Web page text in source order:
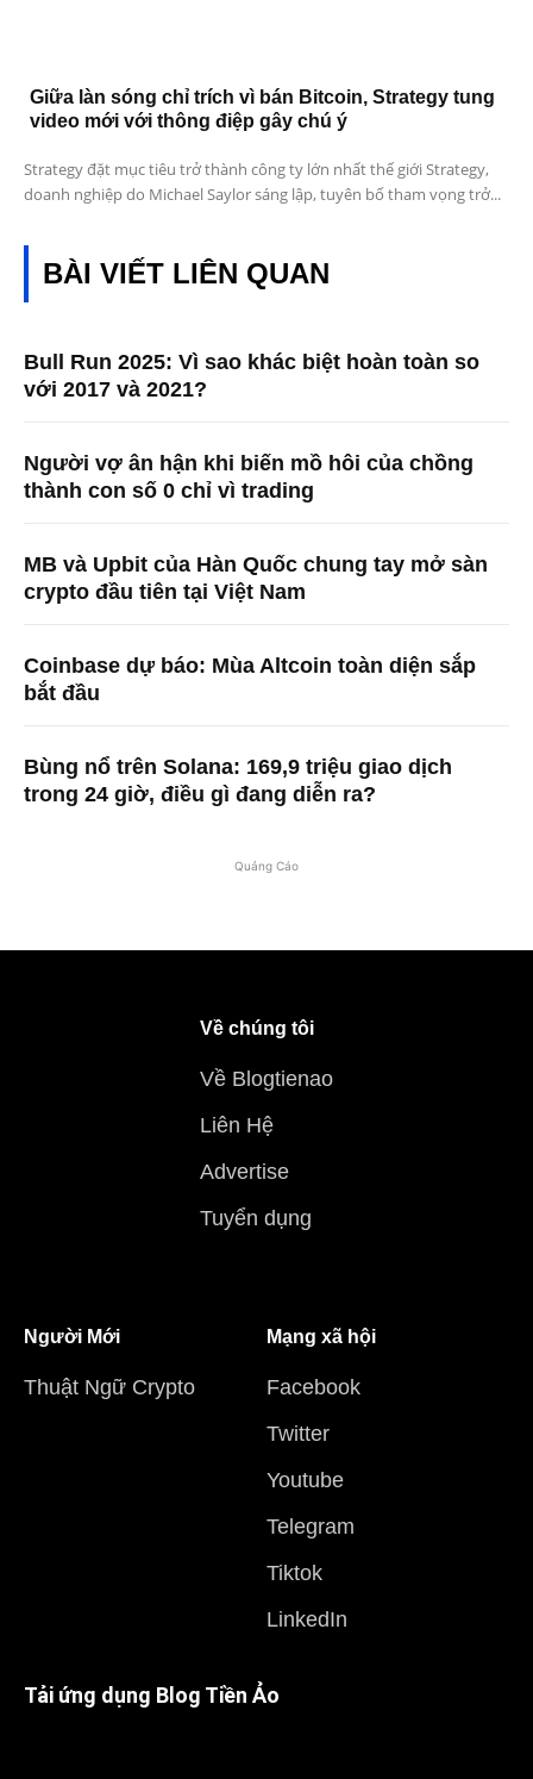
Giữa làn sóng chỉ trích vì bán Bitcoin, Strategy tung
video mới với thông điệp gây chú ý
Strategy đặt mục tiêu trở thành công ty lớn nhất thế giới Strategy,
doanh nghiệp do Michael Saylor sáng lập, tuyên bố tham vọng trở...
BÀI VIẾT LIÊN QUAN
Bull Run 2025: Vì sao khác biệt hoàn toàn so
với 2017 và 2021?
Người vợ ân hận khi biến mồ hôi của chồng
thành con số 0 chỉ vì trading
MB và Upbit của Hàn Quốc chung tay mở sàn
crypto đầu tiên tại Việt Nam
Coinbase dự báo: Mùa Altcoin toàn diện sắp
bắt đầu
Bùng nổ trên Solana: 169,9 triệu giao dịch
trong 24 giờ, điều gì đang diễn ra?
Quảng Cáo
Về chúng tôi
Về Blogtienao
Liên Hệ
Advertise
Tuyển dụng
Người Mới
Thuật Ngữ Crypto
Mạng xã hội
Facebook
Twitter
Youtube
Telegram
Tiktok
LinkedIn
Tải ứng dụng Blog Tiền Ảo